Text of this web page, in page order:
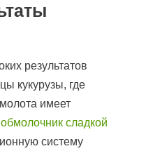
результатов
кукурузы, где
имеет
обмолочник сладкой
систему